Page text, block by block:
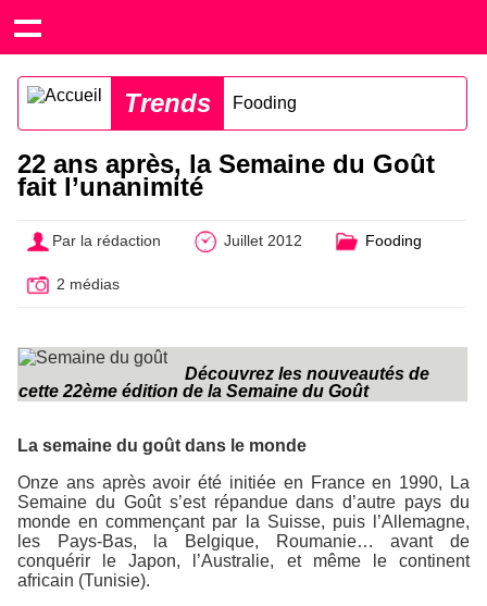
Trends Fooding
22 ans après, la Semaine du Goût
fait l’unanimité
Par la rédaction Juillet 2012 Fooding
2 médias
Découvrez les nouveautés de
cette 22ème édition de la Semaine du Goût
La semaine du goût dans le monde
Onze ans après avoir été initiée en France en 1990, La
Semaine du Goût s’est répandue dans d’autre pays du
monde en commençant par la Suisse, puis l’Allemagne,
les Pays-Bas, la Belgique, Roumanie… avant de
conquérir le Japon, l’Australie, et même le continent
africain (Tunisie).